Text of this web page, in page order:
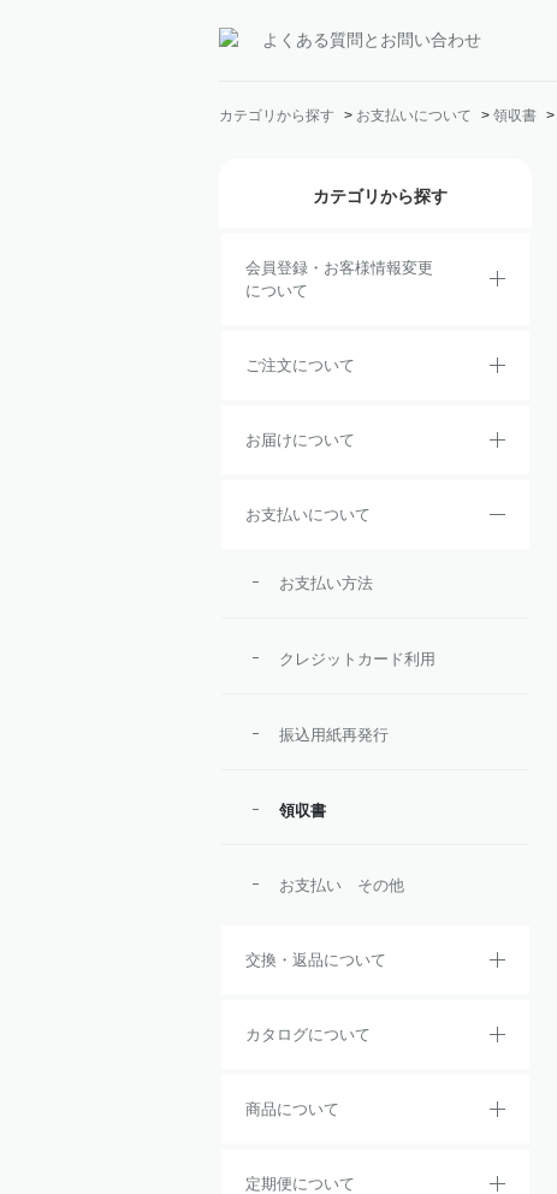
よくある質問とお問い合わせ
カテゴリから探す > お支払いについて > 領収書 >
カテゴリから探す
会員登録・お客様情報変更
について
ご注文について
お届けについて
お支払いについて
お支払い方法
クレジットカード利用
振込用紙再発行
領収書
お支払い その他
交換・返品について
カタログについて
商品について
定期便について